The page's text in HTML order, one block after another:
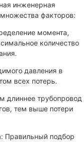
инженерная
факторов:
момента,
количество
давления в
всех потерь.
длиннее трубопровод
тем выше потери
Правильный подбор